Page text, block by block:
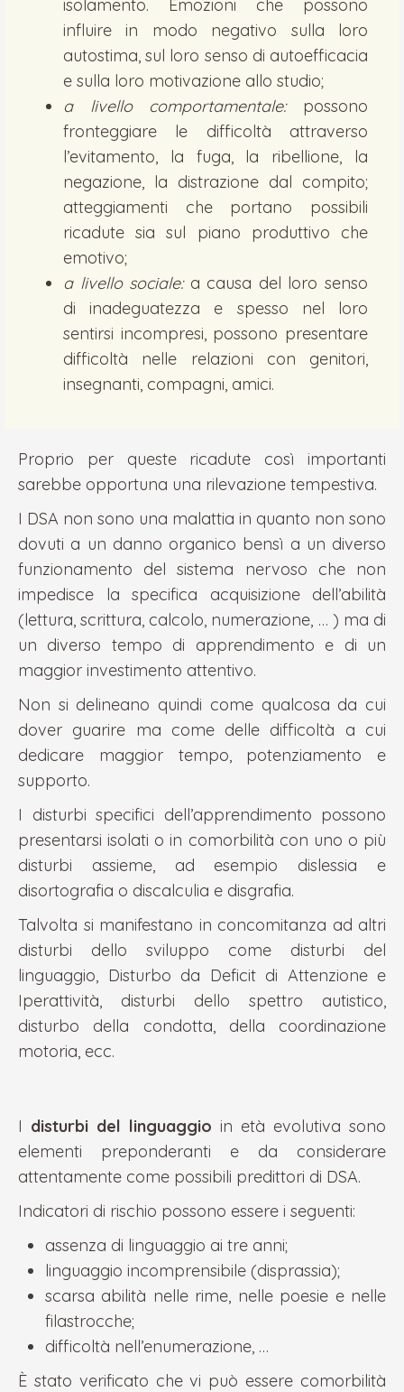
isolamento. Emozioni che possono
influire in modo negativo sulla loro
autostima, sul loro senso di autoefficacia
e sulla loro motivazione allo studio;
a livello comportamentale:possono
fronteggiare le difficoltà attraverso
l’evitamento, la fuga, la ribellione, la
negazione, la distrazione dal compito;
atteggiamenti che portano possibili
ricadute sia sul piano produttivo che
emotivo;
a livello sociale:a causa del loro senso
di inadeguatezza e spesso nel loro
sentirsi incompresi, possono presentare
difficoltà nelle relazioni con genitori,
insegnanti, compagni, amici.
Proprio per queste ricadute così importanti
sarebbe opportuna una rilevazione tempestiva.
I DSA non sono una malattia in quanto non sono
dovuti a un danno organico bensì a un diverso
funzionamento del sistema nervoso che non
impedisce la specifica acquisizione dell’abilità
(lettura, scrittura, calcolo, numerazione, … ) ma di
un diverso tempo di apprendimento e di un
maggior investimento attentivo.
Non si delineano quindi come qualcosa da cui
dover guarire ma come delle difficoltà a cui
dedicare maggior tempo, potenziamento e
supporto.
I disturbi specifici dell’apprendimento possono
presentarsi isolati o in comorbilità con uno o più
disturbi assieme, ad esempio dislessia e
disortografia o discalculia e disgrafia.
Talvolta si manifestano in concomitanza ad altri
disturbi dello sviluppo come disturbi del
linguaggio, Disturbo da Deficit di Attenzione e
Iperattività, disturbi dello spettro autistico,
disturbo della condotta, della coordinazione
motoria, ecc.
I disturbi del linguaggio in età evolutiva sono
elementi preponderanti e da considerare
attentamente come possibili predittori di DSA.
Indicatori di rischio possono essere i seguenti:
assenza di linguaggio ai tre anni;
linguaggio incomprensibile (disprassia);
scarsa abilità nelle rime, nelle poesie e nelle
filastrocche;
difficoltà nell’enumerazione, …
È stato verificato che vi può essere comorbilità